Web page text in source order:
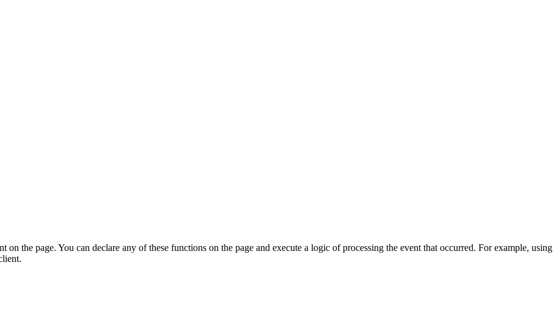
the page. You can declare any of these functions on the page and execute a logic of processing the event that occurred. For example, using